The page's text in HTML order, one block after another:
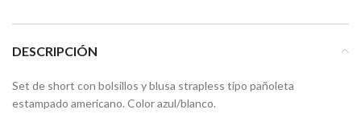
DESCRIPCIÓN
Set de short con bolsillos y blusa strapless tipo pañoleta
estampado americano. Color azul/blanco.